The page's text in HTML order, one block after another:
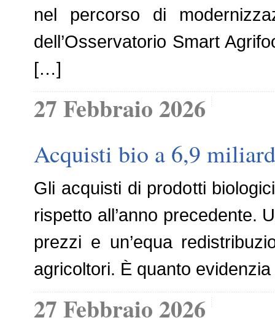
nel percorso di
dell’Osservatorio Smart
[…]
27 Febbraio 2026
Acquisti bio a 6,9
Gli acquisti di prodotti
rispetto all’anno precedente.
prezzi e un’equa
agricoltori. È quanto
27 Febbraio 2026